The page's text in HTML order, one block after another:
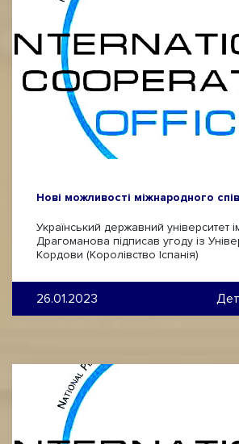
Нові можливості міжнародного
Український державний університет
Драгоманова підписав угоду із
Кордови (Королівство Іспанія)
26.01.2023